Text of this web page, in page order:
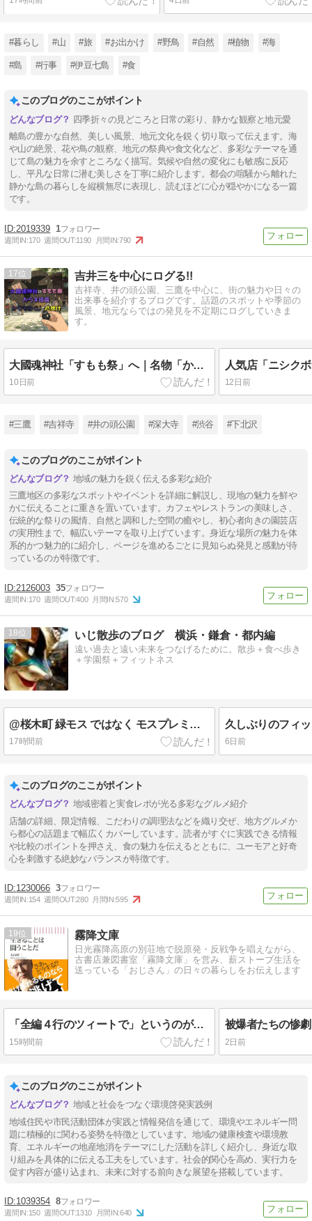
#暮らし #山 #旅 #お出かけ #野鳥 #自然 #植物 #海
#島 #行事 #伊豆七島 #食
このブログのここがポイント
四季折々の見どころと日常の彩り、静かな観察と地元愛
離島の豊かな自然、美しい風景、地元文化を鋭く切り取って伝えます。海
や山の絶景、花や鳥の観察、地元の祭典や食文化など、多彩なテーマを通
じて島の魅力を余すところなく描写。気候や自然の変化にも敏感に反応
し、平凡な日常に潜む美しさを丁寧に紹介します。都会の喧騒から離れた
静かな島の暮らしを縦横無尽に表現し、読むほどに心が穏やかになる一篇
です。
2019339 1
週間IN:170 週間OUT:1190 月間IN:790
17 吉井三を中心にログる!!
吉祥寺、井の頭公園、三鷹を中心に、街の魅力や日々の
出来事を紹介するブログです。話題のスポットや季節の
風景、地元ならではの発見を不定期にログしていきま
す。
大國魂神社「すもも祭」へ｜名物「からす団扇」と話題の「からすみくじ」で厄除け参拝
10日前 12日前
#三鷹 #吉祥寺 #井の頭公園 #深大寺 #渋谷 #下北沢
このブログのここがポイント
地域の魅力を鋭く伝える多彩な紹介
三鷹地区の多彩なスポットやイベントを詳細に解説し、現地の魅力を鮮や
かに伝えることに重きを置いています。カフェやレストランの美味しさ、
伝統的な祭りの風情、自然と調和した空間の癒やし、初心者向きの園芸店
の実用性まで、幅広いテーマを取り上げています。身近な場所の魅力を体
系的かつ魅力的に紹介し、ページを進めるごとに見知らぬ発見と感動が待
っているのが特徴です。
2126003 35
週間IN:170 週間OUT:400 月間IN:570
18 いじ散歩のブログ 横浜・鎌倉・都内編
遠い過去と遠い未来をつなげるために。散歩＋食べ歩き
＋学園祭＋フィットネス
@桜木町 緑モス ではなく モスプレミアム
17時間前
久しぶりのフィ
6日前
このブログのここがポイント
地域密着と実食レポが光る多彩なグルメ紹介
店舗の詳細、限定情報、こだわりの調理法などを織り交ぜ、地方グルメか
ら都心の話題まで幅広くカバーしています。読者がすぐに実践できる情報
や比較のポイントを押さえ、食の魅力を伝えるとともに、ユーモアと好奇
心を刺激する絶妙なバランスが特徴です。
1230066 3
週間IN:154 週間OUT:280 月間IN:595
19 霧降文庫
日光霧降高原の別荘地で脱原発・反戦争を唱えながら、
古書店兼図書室「霧降文庫」を営み、薪ストーブ生活を
送っている「おじさん」の日々の暮らしをお伝えします
「全編４行のツィートで」というのがいいね 丸山健二「生きるとは闘うことだ」（朝日新書）
15時間前 2日前
このブログのここがポイント
地域と社会をつなぐ環境啓発実践例
地域住民や市民活動団体が実践と情報発信を通じて、環境やエネルギー問
題に積極的に関わる姿勢を特徴としています。地域の健康検査や環境教
育、エネルギーの地産地消をテーマにした活動を詳しく紹介し、身近な取
り組みを具体的に伝える工夫をしています。社会的関心を高め、実行力を
促す内容が盛り込まれ、未来に対する前向きな展望を搭載しています。
1039354 8
週間IN:150 週間OUT:1310 月間IN:640